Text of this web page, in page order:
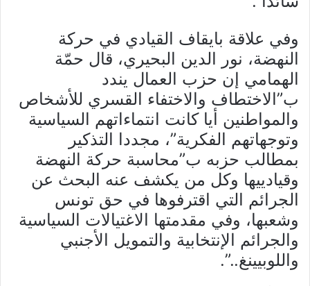
وفي علاقة بايقاف القيادي في حركة
النهضة، نور الدين البحيري، قال حمّة
الهمامي إن حزب العمال يندد
ب”الاختطاف والاختفاء القسري للأشخاص
والمواطنين أيا كانت انتماءاتهم السياسية
وتوجهاتهم الفكرية”، مجددا التذكير
بمطالب حزبه ب”محاسبة حركة النهضة
وقيادييها وكل من يكشف عنه البحث عن
الجرائم التي اقترفوها في حق تونس
وشعبها، وفي مقدمتها الاغتيالات السياسية
والجرائم الإنتخابية والتمويل الأجنبي
واللوبيينغ..”.